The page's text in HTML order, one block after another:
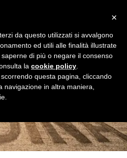
×
da questo utilizzati si avvalgono
ed utili alle finalità illustrate
di più o negare il consenso
la cookie policy
questa pagina, cliccando
in altra maniera,